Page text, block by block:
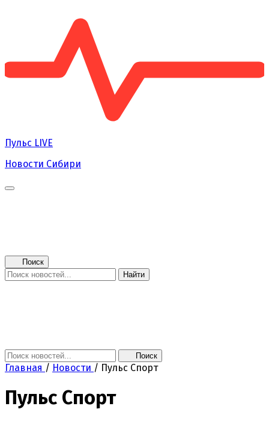
Пульс LIVE
Новости Сибири
Поиск
Найти
Поиск
Главная / Новости / Пульс Спорт
Пульс Спорт